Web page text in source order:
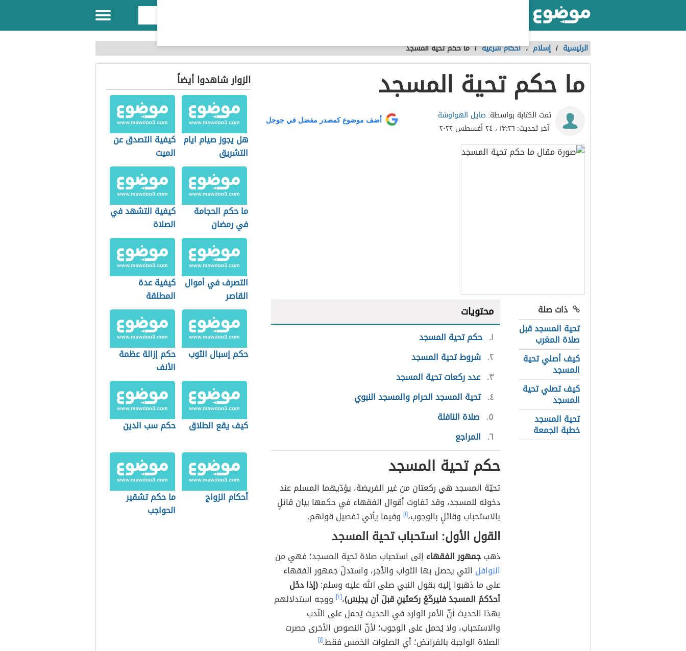
الرئيسية / إسلام ،أحكام شرعية /ما حكم تحية المسجد
ما حكم تحية المسجد
تمت الكتابة بواسطة: صايل الهواوشة
آخر تحديث: ١٣:٢٦ ، ٢٤ أغسطس ٢٠٢٢
أضف موضوع كمصدر مفضل في جوجل
ذات صلة
تحية المسجد قبل
صلاة المغرب
كيف أصلي تحية
المسجد
كيف تصلي تحية
المسجد
تحية المسجد
خطبة الجمعة
محتويات
١ حكم تحية المسجد
٢ شروط تحية المسجد
٣ عدد ركعات تحية المسجد
٤ تحية المسجد الحرام والمسجد النبوي
٥ صلاة النافلة
٦ المراجع
حكم تحية المسجد
تحيّة المسجد هي ركعتان من غير الفريضة، يؤدّيهما المسلم عند
دخوله للمسجد، وقد تفاوت أقوال الفقهاء في حكمها بيان قائلٍ
بالاستحباب وقائلٍ بالوجوب،[١] وفيما يأتي تفصيل قولهم.
القول الأول: استحباب تحية المسجد
ذهبجمهور الفقهاء إلى استحباب صلاة تحية المسجد؛ فهي من
النوافل التي يحصل بها الثواب والأجر، واستدلّ جمهور الفقهاء
على ما ذهبوا إليه بقول النبي صلى الله عليه وسلم:(إذا دخَل
أحدُكمُ المسجدَ فليركَعْ ركعتَينِ قبلَ أن يجلِسَ)،[٢]
ووجه استدلالهم
بهذا الحديث أنّ الأمر الوارد في الحديث يُحمل على النّدب
والاستحباب، ولا يُحمل على الوجوب؛ لأنّ النصوص الأخرى حصرت
الصلاة الواجبة بالفرائض؛ أي الصلوات الخمس فقط.[١]
الزوار شاهدوا أيضاً
هل يجوز صيام ايام
التشريق
كيفية التصدق عن
الميت
ما حكم الحجامة
في رمضان
كيفية التشهد في
الصلاة
التصرف في أموال
القاصر
كيفية عدة
المطلقة
حكم إسبال الثوب
حكم إزالة عظمة
الأنف
كيف يقع الطلاق حكم سب الدين
أحكام الزواج
ما حكم تشقير
الحواجب